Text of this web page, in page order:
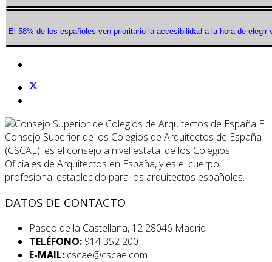
El 58% de los españoles ven prioritario la accesibilidad a la hora de elegir
El
Consejo Superior de los Colegios de Arquitectos de España
(CSCAE), es el consejo a nivel estatal de los Colegios
Oficiales de Arquitectos en España, y es el cuerpo
profesional establecido para los arquitectos españoles.
DATOS DE CONTACTO
Paseo de la Castellana, 12 28046 Madrid
TELÉFONO: 914 352 200
E-MAIL: cscae@cscae.com